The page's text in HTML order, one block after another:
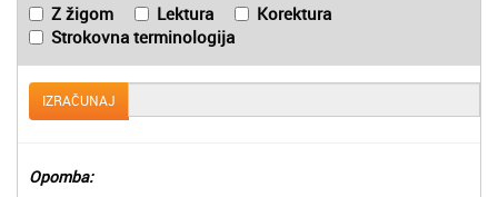
Z žigom Lektura
Korektura
Strokovna terminologija
IZRAČUNAJ
Opomba: